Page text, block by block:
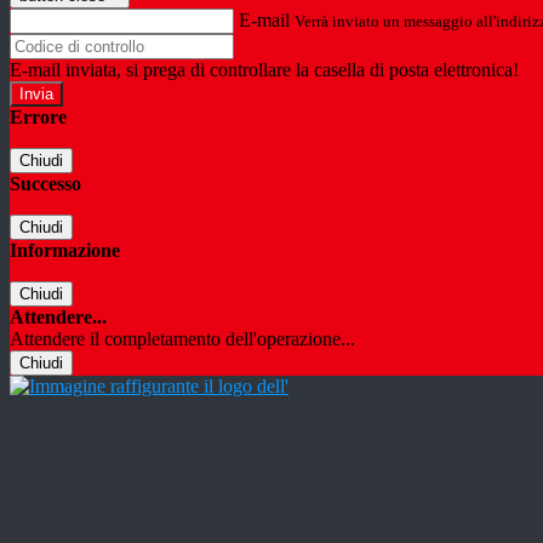
E-mail Verrà inviato un messaggio
E-mail inviata, si prega di controllare la casella di posta elettronica!
Errore
Chiudi
Successo
Chiudi
Informazione
Chiudi
Attendere...
Attendere il completamento dell'operazione...
Chiudi